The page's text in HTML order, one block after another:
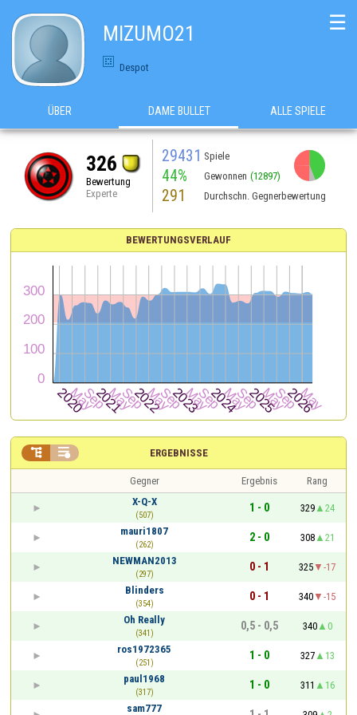
MIZUMO21
Despot
☰
ÜBER DAME BULLET ALLE SPIELE
326
Bewertung
Experte
29431 Spiele
44% Gewonnen (12897)
291 Durchschn. Gegnerbewertung
BEWERTUNGSVERLAUF
ERGEBNISSE
 
Gegner Ergebnis
Rang
X-Q-X
(507)
1 - 0 329
24
mauri1807
(262)
2 - 0 308
21
NEWMAN2013
(297)
0 - 1 325
-17
Blinders
(354)
0 - 1 340
-15
Oh Really
(341)
0,5 - 0,5 340
0
ros1972365
(251)
1 - 0 327
13
paul1968
(317)
1 - 0 311
16
sam777